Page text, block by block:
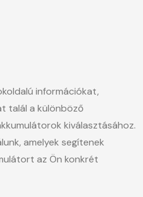
információkat,
talál a különböző
kiválasztásához.
amelyek segítenek
az Ön konkrét